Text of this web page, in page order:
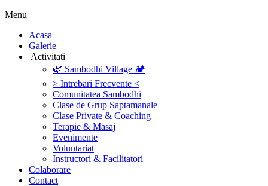
Menu
‎Acasa
Galerie
‎ ‎Activitati‎
🌿 Sambodhi Village 🏕️
> Intrebari Frecvente <
Comunitatea Sambodhi
Clase de Grup Saptamanale
Clase Private & Coaching
Terapie & Masaj
‎Evenimente
Voluntariat
‏‏‎Instructori & Facilitatori
Colaborare
Contact